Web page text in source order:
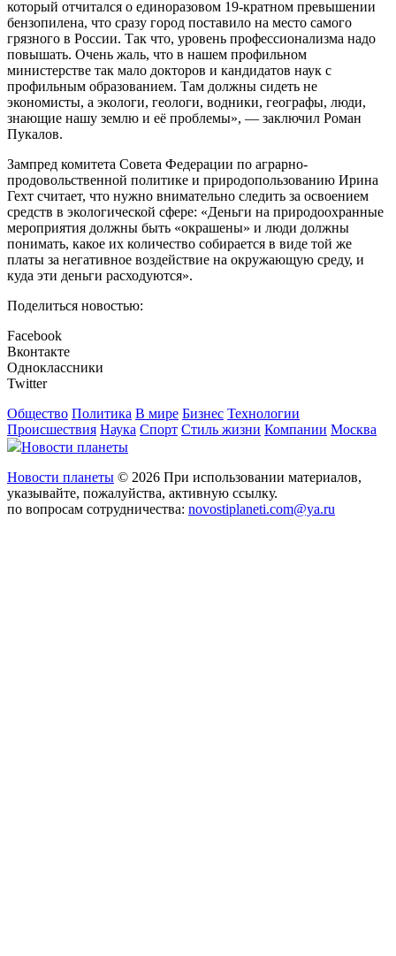
который отчитался о единоразовом 19-кратном превышении
бензопилена, что сразу город поставило на место самого
грязного в России. Так что, уровень профессионализма надо
повышать. Очень жаль, что в нашем профильном
министерстве так мало докторов и кандидатов наук с
профильным образованием. Там должны сидеть не
экономисты, а экологи, геологи, водники, географы, люди,
знающие нашу землю и её проблемы», — заключил Роман
Пукалов.
Зампред комитета Совета Федерации по аграрно-
продовольственной политике и природопользованию Ирина
Гехт считает, что нужно внимательно следить за освоением
средств в экологической сфере: «Деньги на природоохранные
мероприятия должны быть «окрашены» и люди должны
понимать, какое их количество собирается в виде той же
платы за негативное воздействие на окружающую среду, и
куда эти деньги расходуются».
Поделиться новостью:
Facebook
Вконтакте
Одноклассники
Twitter
Общество Политика В мире Бизнес Технологии
Происшествия Наука Спорт Стиль жизни Компании Москва
Новости планеты
Новости планеты © 2026 При использовании материалов,
указывайте, пожалуйства, активную ссылку.
по вопросам сотрудничества: novostiplaneti.com@ya.ru